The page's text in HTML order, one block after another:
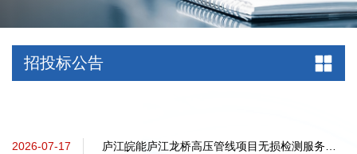
招投标公告
2026-07-17